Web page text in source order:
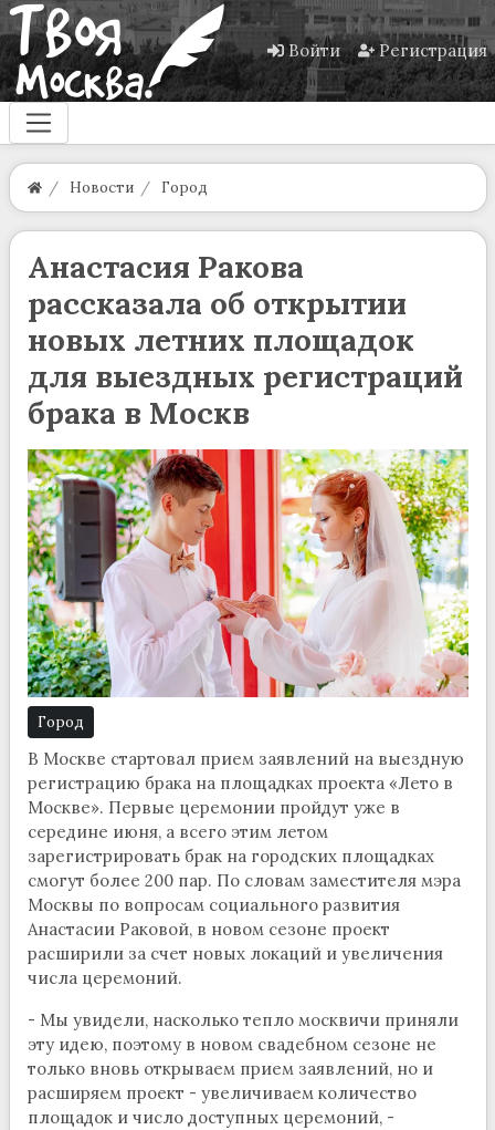
Войти Регистрация
Новости Город
Анастасия Ракова
рассказала об открытии
новых летних площадок
для выездных регистраций
брака в Москв
Город
В Москве стартовал прием заявлений на выездную
регистрацию брака на площадках проекта «Лето в
Москве». Первые церемонии пройдут уже в
середине июня, а всего этим летом
зарегистрировать брак на городских площадках
смогут более 200 пар. По словам заместителя мэра
Москвы по вопросам социального развития
Анастасии Раковой, в новом сезоне проект
расширили за счет новых локаций и увеличения
числа церемоний.
- Мы увидели, насколько тепло москвичи приняли
эту идею, поэтому в новом свадебном сезоне не
только вновь открываем прием заявлений, но и
расширяем проект - увеличиваем количество
площадок и число доступных церемоний, -